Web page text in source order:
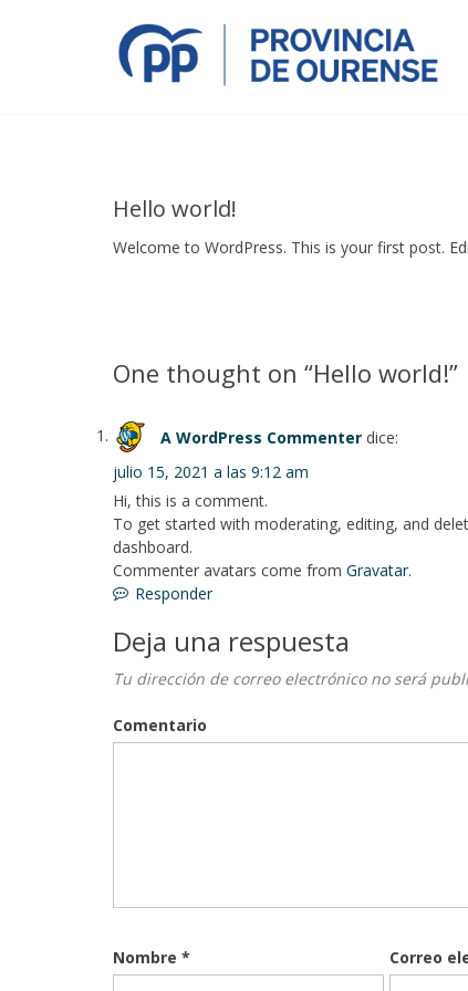
Hello world!
Welcome to WordPress. This is your first post.
One thought on “Hello world!”
A WordPress Commenter dice:
julio 15, 2021 a las 9:12 am
Hi, this is a comment.
To get started with moderating, editing, and
dashboard.
Commenter avatars come from Gravatar.
Responder
Deja una respuesta
Tu dirección de correo electrónico no será
Comentario
Nombre * Correo